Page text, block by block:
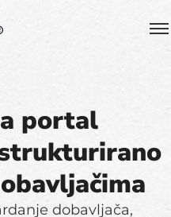
portal
dobavljača,